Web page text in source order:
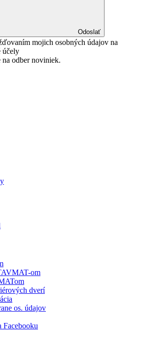
Odoslať
mojich osobných údajov na
účely
na odber noviniek.
om
dverí
os. údajov
Facebooku